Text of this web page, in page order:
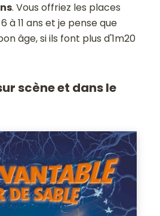
. Vous offriez les places
à 11 ans et je pense que
âge, si ils font plus d'1m20
scène et dans le